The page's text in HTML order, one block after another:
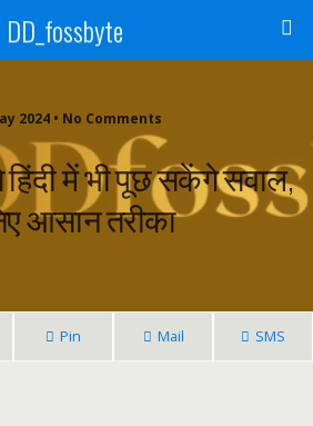
DD_fossbyte
2024 • No Comments
हिंदी में भी पूछ सकेंगे सवाल,
आसान तरीका
Pin Mail SMS